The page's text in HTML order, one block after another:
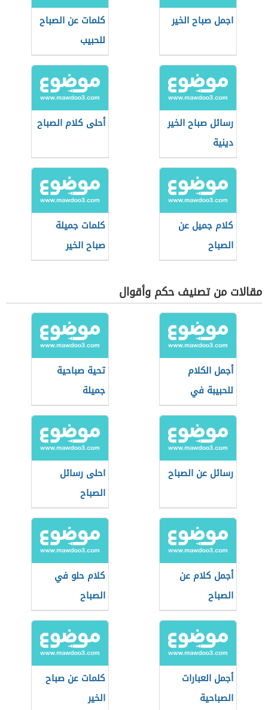
اجمل صباح الخير
كلمات عن الصباح
للحبيب
رسائل صباح الخير
دينية
أحلى كلام الصباح
كلام جميل عن
الصباح
كلمات جميلة
صباح الخير
مقالات من تصنيف حكم وأقوال
أجمل الكلام
للحبيبة في
الصباح
تحية صباحية
جميلة
رسائل عن الصباح
احلى رسائل
الصباح
أجمل كلام عن
الصباح
كلام حلو في
الصباح
أجمل العبارات
الصباحية
كلمات عن صباح
الخير